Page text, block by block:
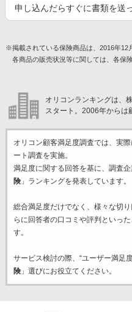
申し込んだらすぐに書類を送
※掲載されている保険商品は、2016年12
各商品の販売状況等に関しては、各保
オリコンランキングは、
スタート。2006年からは
オリコン顧客満足度調査では、実
ート調査を実施。
満足度に関する回答を基に、調査
険」ランキングを発表しています。
総合満足度だけでなく、様々な切り
らに回答者の口コミや評判といっ
す。
サービス検討の際、“ユーザー満足
険」選びにお役立てください。